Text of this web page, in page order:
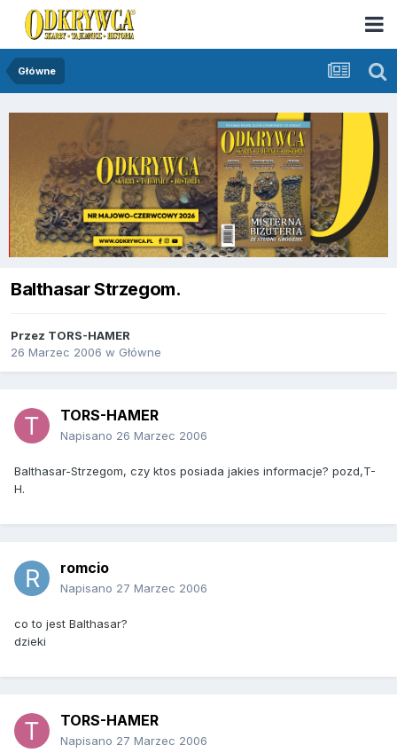
Główne
Balthasar Strzegom.
Przez TORS-HAMER
26 Marzec 2006 w Główne
TORS-HAMER
Napisano 26 Marzec 2006
Balthasar-Strzegom, czy ktos posiada jakies informacje? pozd,T-
H.
romcio
Napisano 27 Marzec 2006
co to jest Balthasar?
dzieki
TORS-HAMER
Napisano 27 Marzec 2006